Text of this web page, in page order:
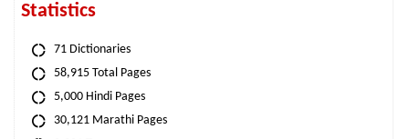
Statistics
71 Dictionaries
58,915 Total Pages
5,000 Hindi Pages
30,121 Marathi Pages